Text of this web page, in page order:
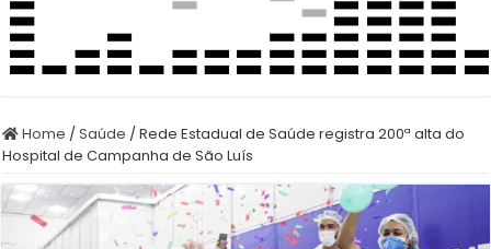
Home /Saúde /Rede Estadual de Saúde registra 200ª alta do
Hospital de Campanha de São Luís